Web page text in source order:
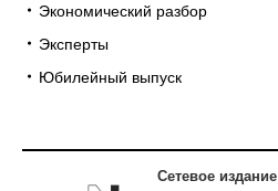
Экономический разбор
Эксперты
Юбилейный выпуск
Сетевое издание